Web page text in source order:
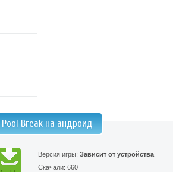
Pool Break на андроид
Версия игры: Зависит от устройства
Скачали: 660